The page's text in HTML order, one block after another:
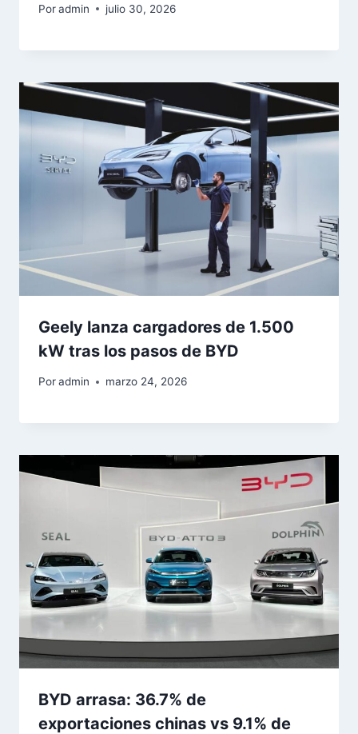
Poradmin julio 30, 2026
Geely lanza cargadores de 1.500
kW tras los pasos de BYD
Poradmin marzo 24, 2026
BYD arrasa: 36.7% de
exportaciones chinas vs 9.1% de